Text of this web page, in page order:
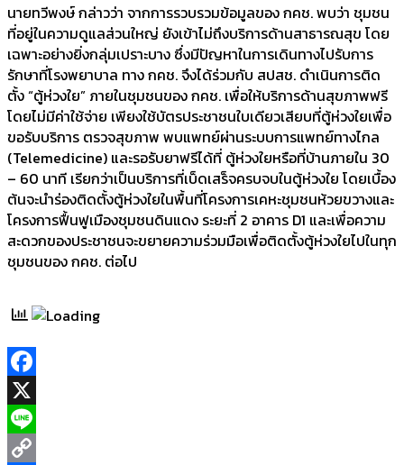
นายทวีพงษ์ กล่าวว่า จากการรวบรวมข้อมูลของ กคช. พบว่า ชุมชน
ที่อยู่ในความดูแลส่วนใหญ่ ยังเข้าไม่ถึงบริการด้านสาธารณสุข โดย
เฉพาะอย่างยิ่งกลุ่มเปราะบาง ซึ่งมีปัญหาในการเดินทางไปรับการ
รักษาที่โรงพยาบาล ทาง กคช. จึงได้ร่วมกับ สปสช. ดำเนินการติด
ตั้ง “ตู้ห่วงใย” ภายในชุมชนของ กคช. เพื่อให้บริการด้านสุขภาพฟรี
โดยไม่มีค่าใช้จ่าย เพียงใช้บัตรประชาชนใบเดียวเสียบที่ตู้ห่วงใยเพื่อ
ขอรับบริการ ตรวจสุขภาพ พบแพทย์ผ่านระบบการแพทย์ทางไกล
(Telemedicine) และรอรับยาฟรีได้ที่ ตู้ห่วงใยหรือที่บ้านภายใน 30
– 60 นาที เรียกว่าเป็นบริการที่เบ็ดเสร็จครบจบในตู้ห่วงใย โดยเบื้อง
ต้นจะนำร่องติดตั้งตู้ห่วงใยในพื้นที่โครงการเคหะชุมชนห้วยขวางและ
โครงการฟื้นฟูเมืองชุมชนดินแดง ระยะที่ 2 อาคาร D1 และเพื่อความ
สะดวกของประชาชนจะขยายความร่วมมือเพื่อติดตั้งตู้ห่วงใยไปในทุก
ชุมชนของ กคช. ต่อไป
Facebook
X
Line